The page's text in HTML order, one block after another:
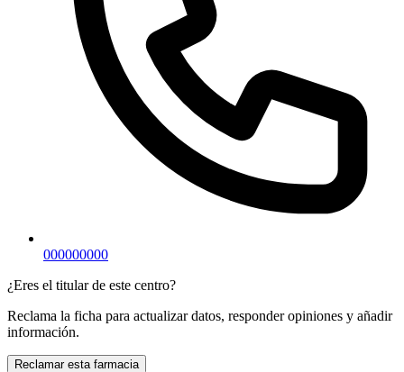
000000000
¿Eres el titular de este centro?
Reclama la ficha para actualizar datos, responder opiniones y añadir
información.
Reclamar esta farmacia